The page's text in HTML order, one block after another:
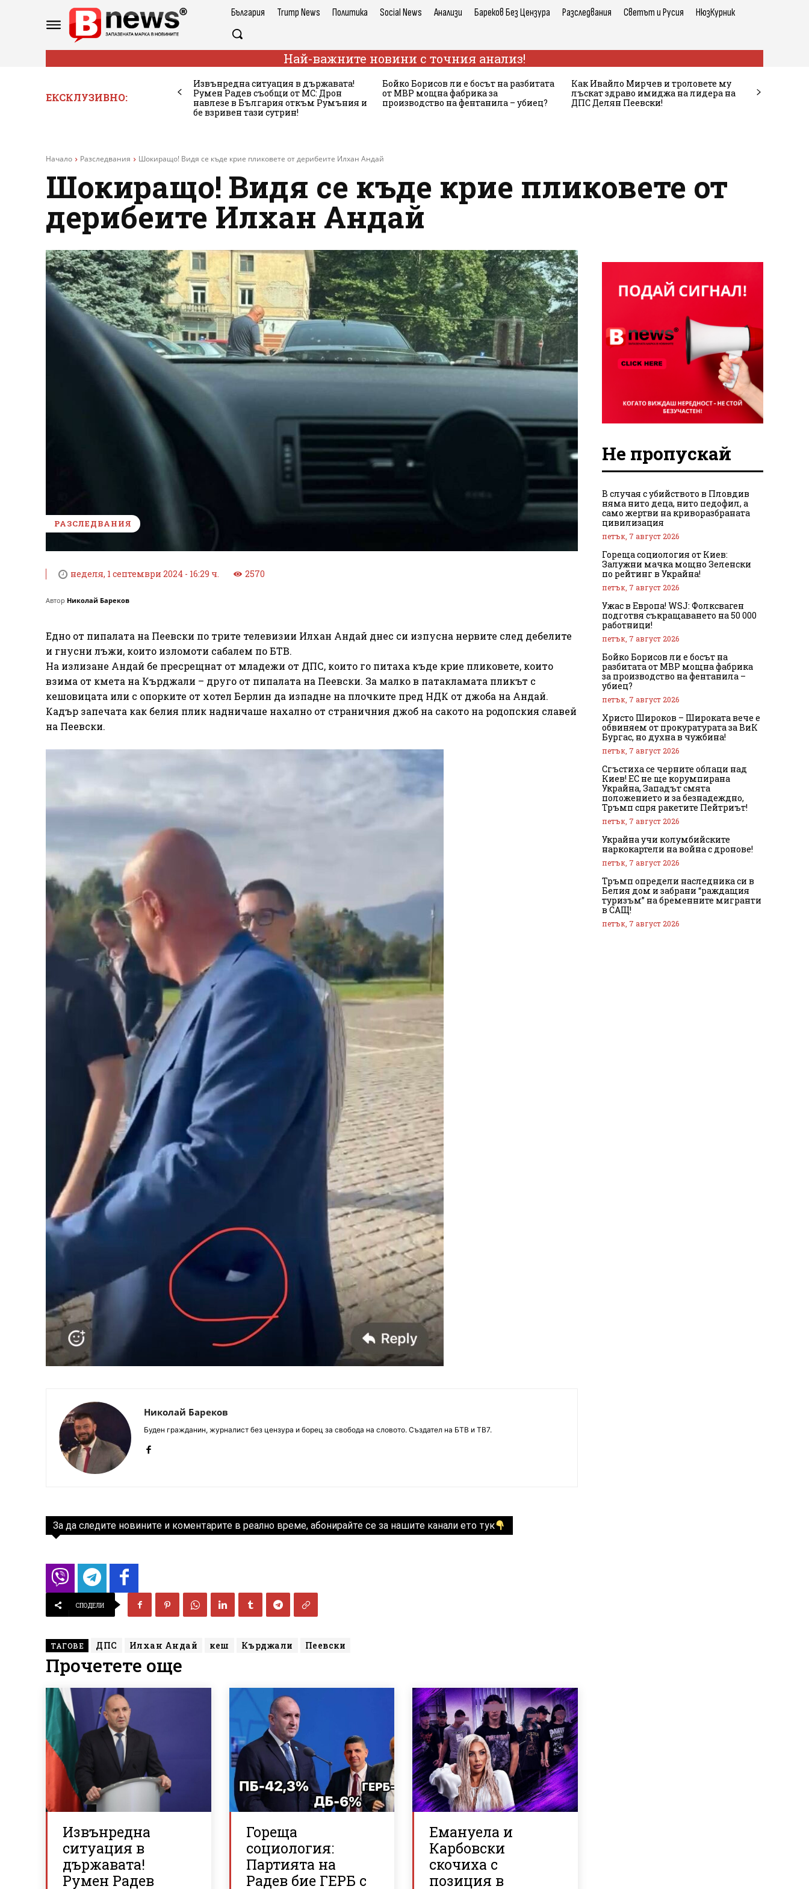
България Trump News Политика Social News Анализи Бареков Без Цензура Разследвания Светът и Русия НюзКурник
Най-важните новини с точния анализ!
ЕКСКЛУЗИВНО:
Извънредна ситуация в държавата!
Румен Радев съобщи от МС: Дрон
навлезе в България откъм Румъния и
бе взривен тази сутрин!
Бойко Борисов ли е босът на разбитата
от МВР мощна фабрика за
производство на фентанила – убиец?
Как Ивайло Мирчев и троловете му
лъскат здраво имиджа на лидера на
ДПС Делян Пеевски!
Начало Разследвания Шокиращо! Видя се къде крие пликовете от дерибеите Илхан Андай
Шокиращо! Видя се къде крие пликовете от
дерибеите Илхан Андай
РАЗСЛЕДВАНИЯ
неделя, 1 септември 2024 - 16:29 ч. 2570
Автор Николай Бареков
Едно от пипалата на Пеевски по трите телевизии Илхан Андай днес си изпусна нервите след дебелите
и гнусни лъжи, които изломоти сабалем по БТВ.
На излизане Андай бе пресрещнат от младежи от ДПС, които го питаха къде крие пликовете, които
взима от кмета на Кърджали – друго от пипалата на Пеевски. За малко в патакламата пликът с
кешовицата или с опорките от хотел Берлин да изпадне на плочките пред НДК от джоба на Андай.
Кадър запечата как белия плик надничаше нахално от страничния джоб на сакото на родопския славей
на Пеевски.
Николай Бареков
Буден гражданин, журналист без цензура и борец за свобода на словото. Създател на БТВ и ТВ7.
За да следите новините и коментарите в реално време, абонирайте се за нашите канали ето тук
СПОДЕЛИ
ТАГОВЕ ДПС Илхан Андай кеш Кърджали Пеевски
Прочетете още
Извънредна
ситуация в
държавата!
Румен Радев
Гореща
социология:
Партията на
Радев бие ГЕРБ с
Емануела и
Карбовски
скочиха с
позиция в
Не пропускай
В случая с убийството в Пловдив
няма нито деца, нито педофил, а
само жертви на криворазбраната
цивилизация
петък, 7 август 2026
Гореща социология от Киев:
Залужни мачка мощно Зеленски
по рейтинг в Украйна!
петък, 7 август 2026
Ужас в Европа! WSJ: Фолксваген
подготвя съкращаването на 50 000
работници!
петък, 7 август 2026
Бойко Борисов ли е босът на
разбитата от МВР мощна фабрика
за производство на фентанила –
убиец?
петък, 7 август 2026
Христо Широков – Широката вече е
обвиняем от прокуратурата за ВиК
Бургас, но духна в чужбина!
петък, 7 август 2026
Сгъстиха се черните облаци над
Киев! ЕС не ще корумпирана
Украйна, Западът смята
положението и за безнадеждно,
Тръмп спря ракетите Пейтриът!
петък, 7 август 2026
Украйна учи колумбийските
наркокартели на война с дронове!
петък, 7 август 2026
Тръмп определи наследника си в
Белия дом и забрани “раждащия
туризъм” на бременните мигранти
в САЩ!
петък, 7 август 2026